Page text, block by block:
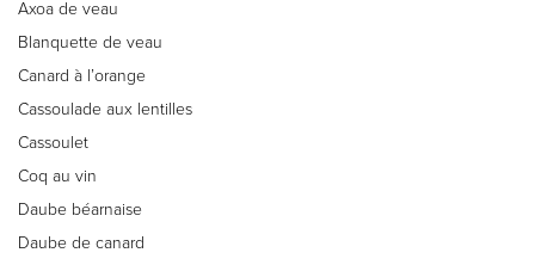
Axoa de veau
Blanquette de veau
Canard à l’orange
Cassoulade aux lentilles
Cassoulet
Coq au vin
Daube béarnaise
Daube de canard